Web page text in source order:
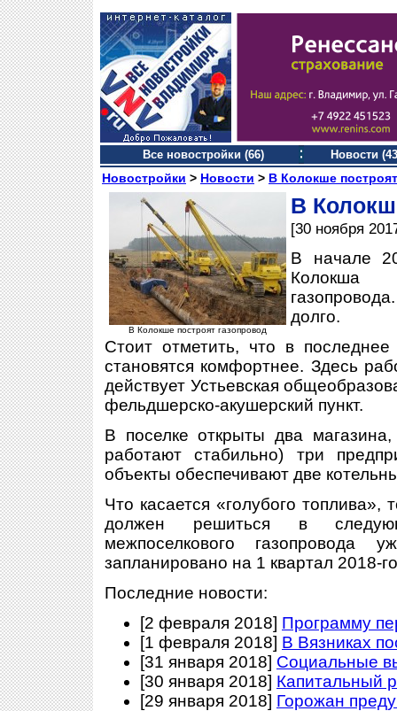
Все новостройки (66) Новости
Новостройки > Новости > В Колокше
В Колокше построят газопровод
В
[30 ноября
В начале
Колокша
долго.
Стоит отметить, что в
становятся комфортнее. Здесь
действует Устьевская
фельдшерско-акушерский пункт.
В поселке открыты два
работают стабильно) три
объекты обеспечивают две
Что касается «голубого
должен решиться в
межпоселкового газопровода
запланировано на 1 квартал 2018-
Последние новости:
[2 февраля 2018] Программу
[1 февраля 2018] В Вязниках
[31 января 2018] Социальные
[30 января 2018] Капитальный
[29 января 2018] Горожан